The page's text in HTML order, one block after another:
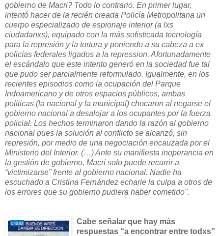
gobierno de Macri? Todo lo contrario. En primer lugar,
intentó hacer de la recién creada Policía Metropolitana un
cuerpo especializado de espionaje interior (a lxs
ciudadanxs), equipado con la más sofisticada tecnología
para la represión y la tortura y poniendo a su cabeza a ex
policías federales ligados a la repression. Afortunadamente
el escándalo que este intento generó en la sociedad fue tal
que pudo ser parcialmente reformulado. Igualmente, en los
recientes episodios como la ocupación del Parque
Indoamericano y de otros espacios públicos, ambas
politicas (la nacional y la municipal) chocaron al negarse el
gobierno nacional a desalojar a los ocupantes por la fuerza
policial. Los hechos terminaron dando la razón al gobierno
nacional pues la solución al conflicto se alcanzó, sin
represión, por medio de una negociación encauzada por el
Ministerio del Interior. (…) Ante su manifiesta inoperancia en
la gestión de gobierno, Macri solo puede recurrir a
“victimizarse” frente al gobierno nacional. Nadie ha
escuchado a Cristina Fernández echarle la culpa a otros de
los errores que su gobierno pudiera haber cometido".
Cabe señalar que hay más
respuestas “a encontrar entre todxs”